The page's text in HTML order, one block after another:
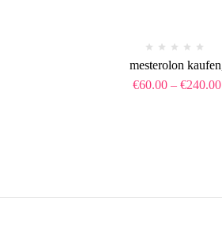
mesterolon
€60.00 – €240.00